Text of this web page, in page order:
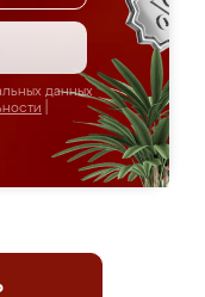
данных